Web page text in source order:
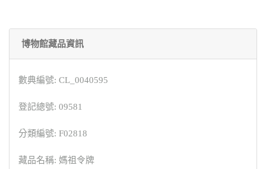
博物館藏品資訊
數典編號: CL_0040595
登記總號: 09581
分類編號: F02818
藏品名稱: 媽祖令牌